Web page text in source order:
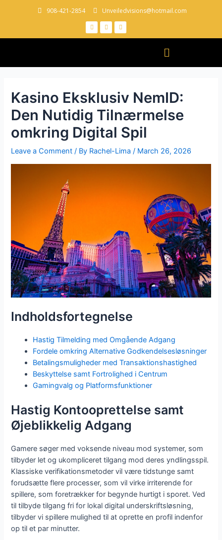
908-421-2854 Unveiledvisions@hotmail.com
Kasino Eksklusiv NemID:
Den Nutidig Tilnærmelse
omkring Digital Spil
Leave a Comment / By Rachel-Lima/ March 26, 2026
Indholdsfortegnelse
Hastig Tilmelding med Omgående Adgang
Fordele omkring Alternative Godkendelsesløsninger
Betalingsmuligheder med Transaktionshastighed
Beskyttelse samt Fortrolighed i Centrum
Gamingvalg og Platformsfunktioner
Hastig Kontooprettelse samt
Øjeblikkelig Adgang
Gamere søger med voksende niveau mod systemer, som
tilbyder let og ukompliceret tilgang mod deres yndlingsspil.
Klassiske verifikationsmetoder vil være tidstunge samt
forudsætte flere processer, som vil virke irriterende for
spillere, som foretrækker for begynde hurtigt i sporet. Ved
til tilbyde tilgang fri for lokal digital underskriftsløsning,
tilbyder vi spillere mulighed til at oprette en profil indenfor
op til et par minutter.